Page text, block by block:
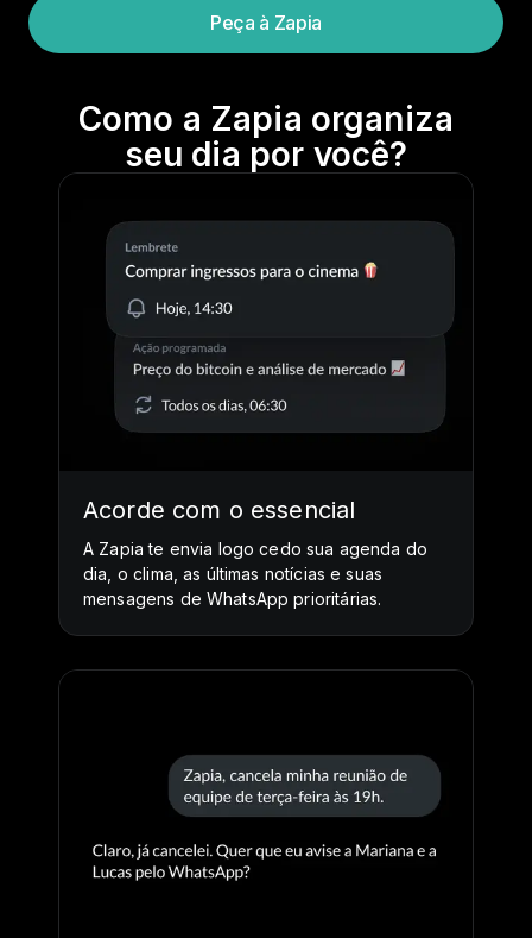
Peça à Zapia
Como a Zapia organiza
seu dia por você?
Acorde com o essencial
A Zapia te envia logo cedo sua agenda do
dia, o clima, as últimas notícias e suas
mensagens de WhatsApp prioritárias.